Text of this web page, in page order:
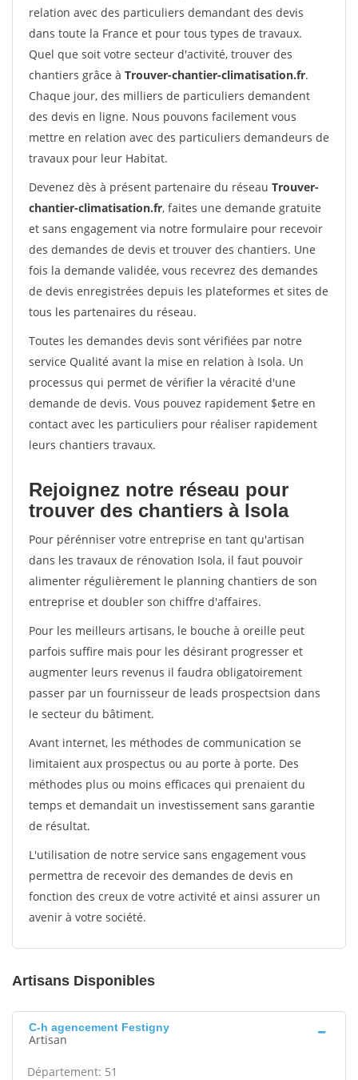
relation avec des particuliers demandant des devis
dans toute la France et pour tous types de travaux.
Quel que soit votre secteur d'activité, trouver des
chantiers grâce à Trouver-chantier-climatisation.fr.
Chaque jour, des milliers de particuliers demandent
des devis en ligne. Nous pouvons facilement vous
mettre en relation avec des particuliers demandeurs de
travaux pour leur Habitat.
Devenez dès à présent partenaire du réseau Trouver-
chantier-climatisation.fr, faites une demande gratuite
et sans engagement via notre formulaire pour recevoir
des demandes de devis et trouver des chantiers. Une
fois la demande validée, vous recevrez des demandes
de devis enregistrées depuis les plateformes et sites de
tous les partenaires du réseau.
Toutes les demandes devis sont vérifiées par notre
service Qualité avant la mise en relation à Isola. Un
processus qui permet de vérifier la véracité d'une
demande de devis. Vous pouvez rapidement $etre en
contact avec les particuliers pour réaliser rapidement
leurs chantiers travaux.
Rejoignez notre réseau pour
trouver des chantiers à Isola
Pour pérénniser votre entreprise en tant qu'artisan
dans les travaux de rénovation Isola, il faut pouvoir
alimenter régulièrement le planning chantiers de son
entreprise et doubler son chiffre d'affaires.
Pour les meilleurs artisans, le bouche à oreille peut
parfois suffire mais pour les désirant progresser et
augmenter leurs revenus il faudra obligatoirement
passer par un fournisseur de leads prospectsion dans
le secteur du bâtiment.
Avant internet, les méthodes de communication se
limitaient aux prospectus ou au porte à porte. Des
méthodes plus ou moins efficaces qui prenaient du
temps et demandait un investissement sans garantie
de résultat.
L'utilisation de notre service sans engagement vous
permettra de recevoir des demandes de devis en
fonction des creux de votre activité et ainsi assurer un
avenir à votre société.
Artisans Disponibles
C-h agencement Festigny
Artisan
Département: 51